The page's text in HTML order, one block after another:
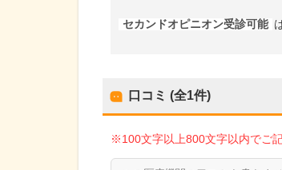
セカンドオピニオン受診可能
口コミ (全1件)
※100文字以上800文字以内でご